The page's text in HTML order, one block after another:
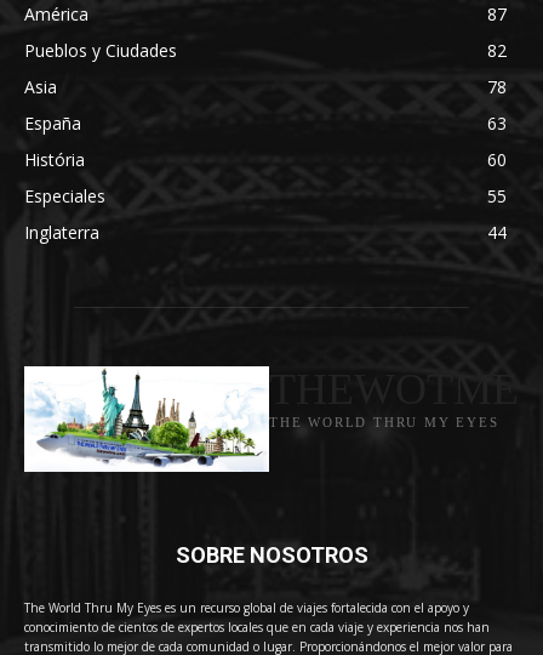
América
87
Pueblos y Ciudades
82
Asia
78
España
63
História
60
Especiales
55
Inglaterra
44
THE WORLD THRU MY EYES
SOBRE NOSOTROS
The World Thru My Eyes es un recurso global de viajes fortalecida con el apoyo y
conocimiento de cientos de expertos locales que en cada viaje y experiencia nos han
transmitido lo mejor de cada comunidad o lugar. Proporcionándonos el mejor valor para